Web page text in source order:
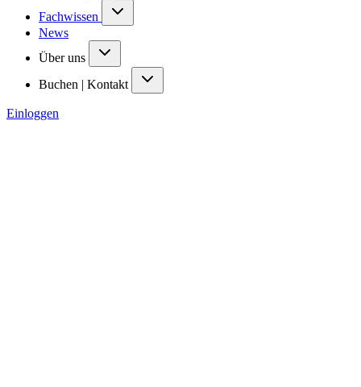
Fachwissen
News
Über uns
Buchen | Kontakt
Einloggen